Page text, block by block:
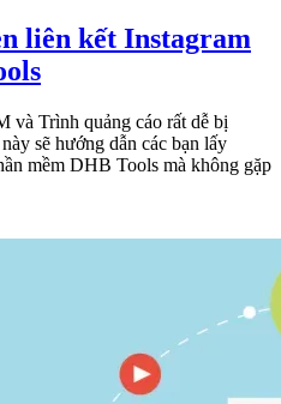
liên kết Instagram
và Trình quảng cáo rất dễ bị
sẽ hướng dẫn các bạn lấy
mềm DHB Tools mà không gặp